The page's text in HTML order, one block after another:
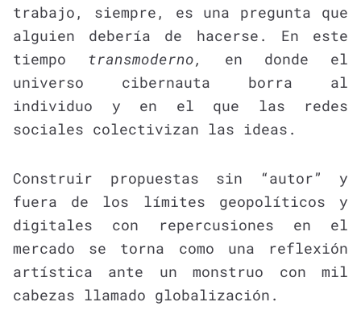
trabajo, siempre, es una pregunta que
alguien debería de hacerse. En este
tiempo transmoderno,
en donde el
universo cibernauta borra al
individuo y en el que las redes
sociales colectivizan las ideas.
Construir propuestas sin “autor” y
fuera de los límites geopolíticos y
digitales con repercusiones en el
mercado se torna como una reflexión
artística ante un monstruo con mil
cabezas llamado globalización.